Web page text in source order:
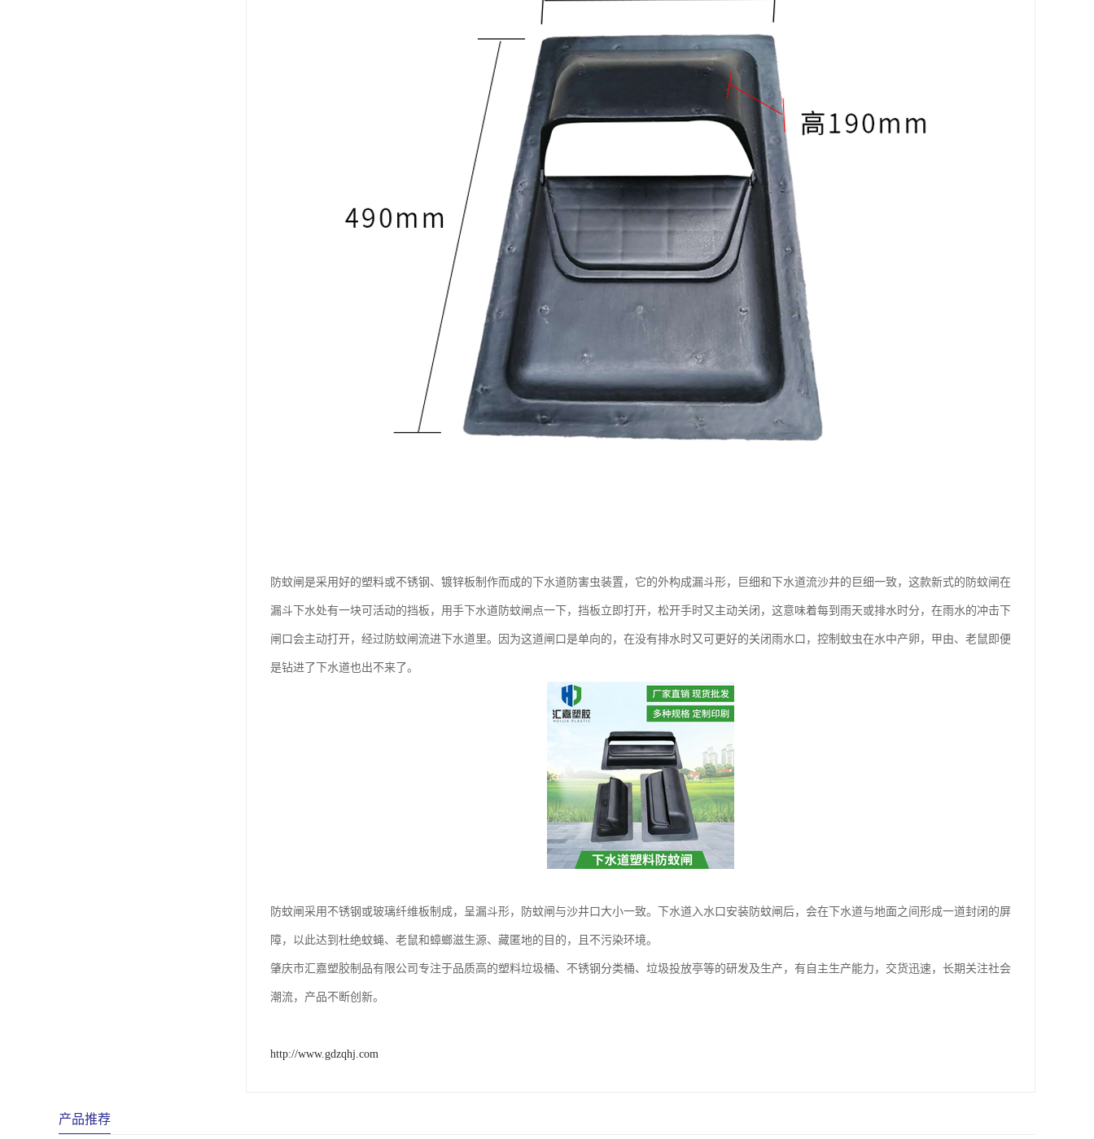
防蚊闸是采用好的塑料或不锈钢、镀锌板制作而成的下水道防害虫装置，它的外构成漏斗形，巨细和下水道流沙井的巨细一致，这款新式的防蚊闸在
漏斗下水处有一块可活动的挡板，用手下水道防蚊闸点一下，挡板立即打开，松开手时又主动关闭，这意味着每到雨天或排水时分，在雨水的冲击下
闸口会主动打开，经过防蚊闸流进下水道里。因为这道闸口是单向的，在没有排水时又可更好的关闭雨水口，控制蚊虫在水中产卵，甲由、老鼠即便
是钻进了下水道也出不来了。
防蚊闸采用不锈钢或玻璃纤维板制成，呈漏斗形，防蚊闸与沙井口大小一致。下水道入水口安装防蚊闸后，会在下水道与地面之间形成一道封闭的屏
障，以此达到杜绝蚊蝇、老鼠和蟑螂滋生源、藏匿地的目的，且不污染环境。
肇庆市汇嘉塑胶制品有限公司专注于品质高的塑料垃圾桶、不锈钢分类桶、垃圾投放亭等的研发及生产，有自主生产能力，交货迅速，长期关注社会
潮流，产品不断创新。
http://www.gdzqhj.com
产品推荐